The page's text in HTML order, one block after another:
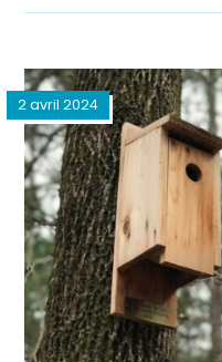
2 avril 2024